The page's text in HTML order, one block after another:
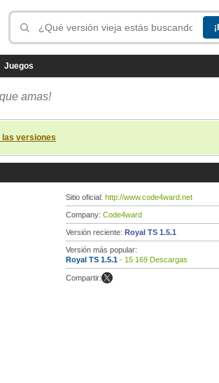
Juegos
amas!
las versiones
Sitio oficial: http://www.code4ward.net
Company: Code4ward
Versión reciente: Royal TS 1.5.1
Versión más popular:
Royal TS 1.5.1 - 15 169 Descargas
Compartir: